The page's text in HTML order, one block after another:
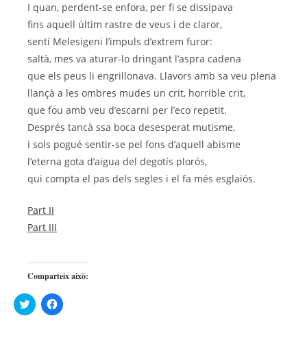
I quan, perdent-se enfora, per fi se dissipava
fins aquell últim rastre de veus i de claror,
sentí Melesigeni l’impuls d’extrem furor:
saltà, mes va aturar-lo dringant l’aspra cadena
que els peus li engrillonava. Llavors amb sa veu plena
llançà a les ombres mudes un crit, horrible crit,
que fou amb veu d’escarni per l’eco repetit.
Després tancà ssa boca desesperat mutisme,
i sols pogué sentir-se pel fons d’aquell abisme
l’eterna gota d’aigua del degotís plorós,
qui compta el pas dels segles i el fa més esglaiós.
Part II
Part III
Comparteix això:
F
e
F
e